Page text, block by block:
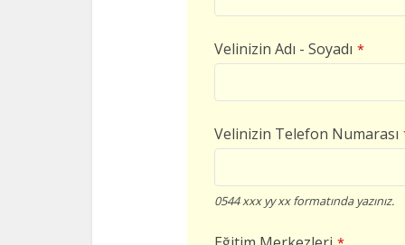
Velinizin Adı - Soyadı *
Velinizin Telefon Numarası
0544 xxx yy xx formatında yazınız.